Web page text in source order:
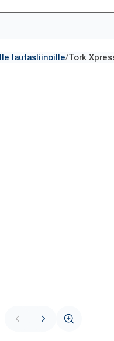
lautasliinoille/Tork